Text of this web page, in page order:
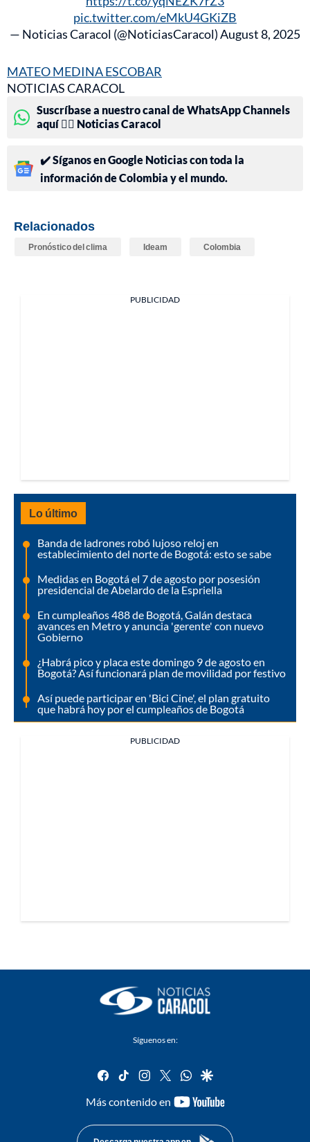
pic.twitter.com/eMkU4GKiZB
— Noticias Caracol (@NoticiasCaracol)August 8, 2025
MATEO MEDINA ESCOBAR
NOTICIAS CARACOL
Suscríbase a nuestro canal de WhatsApp Channels
aquí 👉🏻 Noticias Caracol
✔️ Síganos en Google Noticias con toda la
información de Colombia y el mundo.
Relacionados
Pronóstico del clima Ideam Colombia
PUBLICIDAD
Lo último
Banda de ladrones robó lujoso reloj en
establecimiento del norte de Bogotá: esto se sabe
Medidas en Bogotá el 7 de agosto por posesión
presidencial de Abelardo de la Espriella
En cumpleaños 488 de Bogotá, Galán destaca
avances en Metro y anuncia 'gerente' con nuevo
Gobierno
¿Habrá pico y placa este domingo 9 de agosto en
Bogotá? Así funcionará plan de movilidad por festivo
Así puede participar en 'Bici Cine', el plan gratuito
que habrá hoy por el cumpleaños de Bogotá
PUBLICIDAD
Síguenos en:
facebook
tiktok instagram
twitterwhatsapp
google
Más contenido en
youtube-